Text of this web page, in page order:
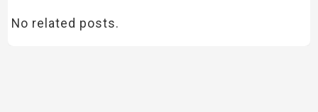
No related posts.